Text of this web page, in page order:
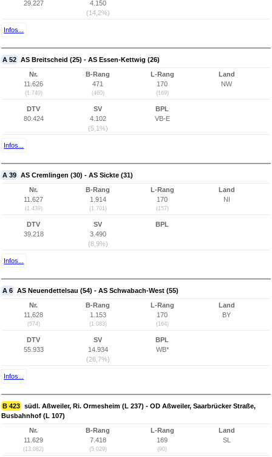
29.227
4.150
(14,2%)
Infos...
A 52 AS Breitscheid (25) - AS Essen-Kettwig (26)
Nr.
11.626
(1.740)
B-Rang
471
(460)
L-Rang
170
(169)
Land
NW
DTV
80.424
SV
4.102
(5,1%)
BPL
VB-E
Infos...
A 39 AS Cremlingen (30) - AS Sickte (31)
Nr.
11.627
(1.439)
B-Rang
1.914
(1.701)
L-Rang
170
(157)
Land
NI
DTV
39.218
SV
3.490
(8,9%)
BPL
Infos...
A 6 AS Neuendettelsau (54) - AS Schwabach-West (55)
Nr.
11.628
(574)
B-Rang
1.153
(1.083)
L-Rang
170
(164)
Land
BY
DTV
55.933
SV
14.934
(26,7%)
BPL
WB*
Infos...
B 423 südl. Aßweiler, Ri. Ormesheim (L 237) - OD Aßweiler, Saarbrücker Straße,
Busbahnhof (L 107)
Nr.
11.629
(13.082)
B-Rang
7.418
(5.029)
L-Rang
169
(90)
Land
SL